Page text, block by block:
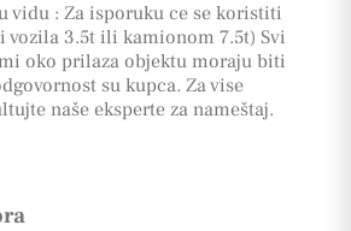
vidu : Za isporuku ce se koristiti
vozila 3.5t ili kamionom 7.5t) Svi
oko prilaza objektu moraju biti
su kupca. Za vise
naše eksperte za nameštaj.